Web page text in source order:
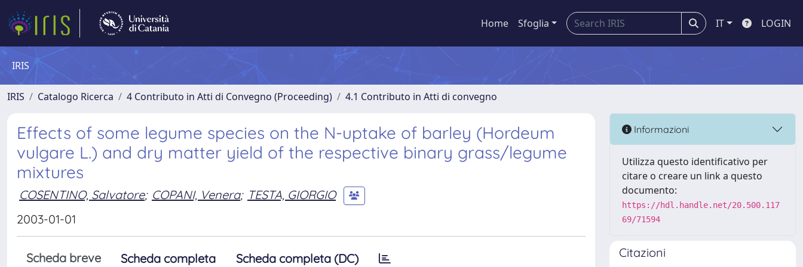
Home Sfoglia IT LOGIN
IRIS
IRIS Catalogo Ricerca 4 Contributo in Atti di Convegno (Proceeding) 4.1 Contributo in Atti di convegno
Effects of some legume species on the N-uptake of barley (Hordeum
vulgare L.) and dry matter yield of the respective binary grass/legume
mixtures
COSENTINO, Salvatore; COPANI, Venera; TESTA, GIORGIO
2003-01-01
Scheda breve Scheda completa Scheda completa (DC)
Informazioni
Utilizza questo identificativo per
citare o creare un link a questo
documento:
https://hdl.handle.net/20.500.117
69/71594
Citazioni